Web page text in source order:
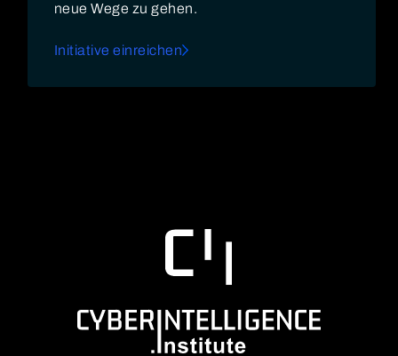
neue Wege zu gehen.
Initiative einreichen